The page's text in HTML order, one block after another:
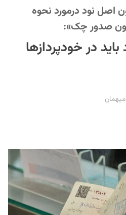
اصل نود درمورد نحوه
صدور چک»:
در خودپردازها